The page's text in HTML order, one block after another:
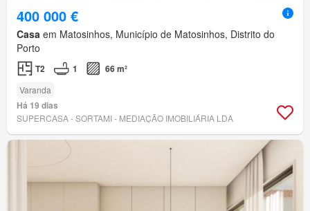
400 000 €
Casa em Matosinhos, Município de Matosinhos, Distrito do
Porto
T2 1 66 m²
Varanda
Há 19 dias
SUPERCASA - SORTAMI - MEDIAÇÃO IMOBILIÁRIA LDA